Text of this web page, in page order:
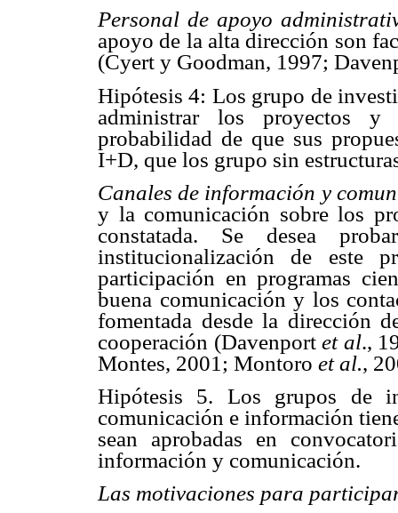
Personal de apoyo
apoyo de la alta dirección son
(Cyert y Goodman, 1997;
Hipótesis 4: Los grupo de
administrar los proyectos y
probabilidad de que sus
I+D, que los grupo sin
Canales de información y
y la comunicación sobre los
constatada. Se desea
institucionalización de este
participación en programas
buena comunicación y los
fomentada desde la dirección
cooperación (Davenport et al.,
Montes, 2001; Montoro et al.,
Hipótesis 5. Los grupos de
comunicación e información
sean aprobadas en
información y comunicación.
Las motivaciones para